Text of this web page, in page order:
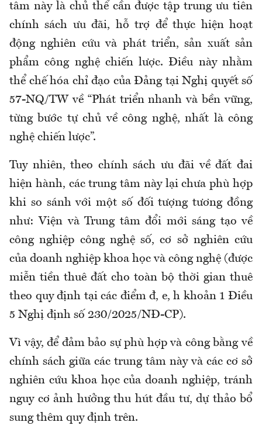
tâm này là chủ thể cần được tập trung ưu tiên
chính sách ưu đãi, hỗ trợ để thực hiện hoạt
động nghiên cứu và phát triển, sản xuất sản
phẩm công nghệ chiến lược. Điều này nhằm
thể chế hóa chỉ đạo của Đảng tại Nghị quyết số
57-NQ/TW về “Phát triển nhanh và bền vững,
từng bước tự chủ về công nghệ, nhất là công
nghệ chiến lược”.
Tuy nhiên, theo chính sách ưu đãi về đất đai
hiện hành, các trung tâm này lại chưa phù hợp
khi so sánh với một số đối tượng tương đồng
như: Viện và Trung tâm đổi mới sáng tạo về
công nghiệp công nghệ số, cơ sở nghiên cứu
của doanh nghiệp khoa học và công nghệ (được
miễn tiền thuê đất cho toàn bộ thời gian thuê
theo quy định tại các điểm đ, e, h khoản 1 Điều
5 Nghị định số 230/2025/NĐ-CP).
Vì vậy, để đảm bảo sự phù hợp và công bằng về
chính sách giữa các trung tâm này và các cơ sở
nghiên cứu khoa học của doanh nghiệp, tránh
nguy cơ ảnh hưởng thu hút đầu tư, dự thảo bổ
sung thêm quy định trên.